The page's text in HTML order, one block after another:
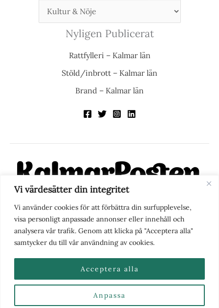
Vi värdesätter din integritet
Vi använder cookies för att förbättra din surfupplevelse,
visa personligt anpassade annonser eller innehåll och
analysera vår trafik. Genom att klicka på "Acceptera alla"
samtycker du till vår användning av cookies.
Anpassa
Acceptera alla
Nyligen Publicerat
Rattfylleri – Kalmar län
Stöld/inbrott – Kalmar län
Brand – Kalmar län
KalmarPosten är en modern lokalnyhetstidning på nätet. Med
fokus på Kalmarregionen, men också med blick för det större
perspektivet, vill vi vara din självklara kanal för nyheter,
berättelser och engagemang. KalmarPosten grundades 1988 och
fick nya ägare 2025.
Nyhetstips eller frågor?Kontakta oss